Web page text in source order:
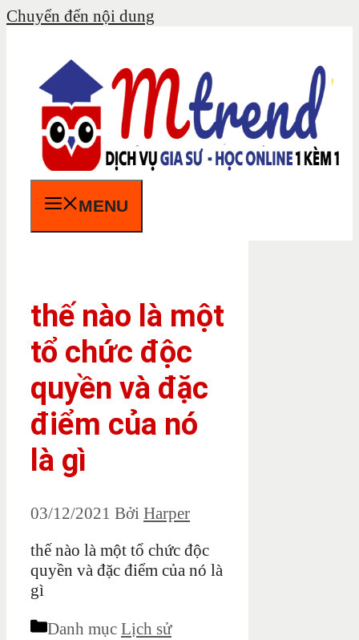
Chuyển đến nội dung
MENU
thế nào là một
tổ chức độc
quyền và đặc
điểm của nó
là gì
03/12/2021 Bởi Harper
thế nào là một tổ chức độc
quyền và đặc điểm của nó là
gì
Danh mục Lịch sử